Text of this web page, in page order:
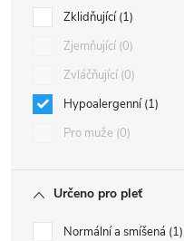
Zklidňující 1
Zjemňující 0
Zvláčňující 0
Hypoalergenní 1
Pro muže 0
Určeno pro pleť
Normální a smíšená 1